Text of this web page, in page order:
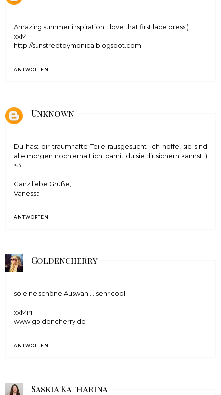
Amazing summer inspiration. I love that first lace dress:)
xxM
http://sunstreetbymonica.blogspot.com
ANTWORTEN
Unknown
Du hast dir traumhafte Teile rausgesucht. Ich hoffe, sie sind
alle morgen noch erhältlich, damit du sie dir sichern kannst :)
<3
Ganz liebe Grüße,
Vanessa
ANTWORTEN
Goldencherry
so eine schöne Auswahl....sehr cool
xxMiri
www.goldencherry.de
ANTWORTEN
Saskia Katharina